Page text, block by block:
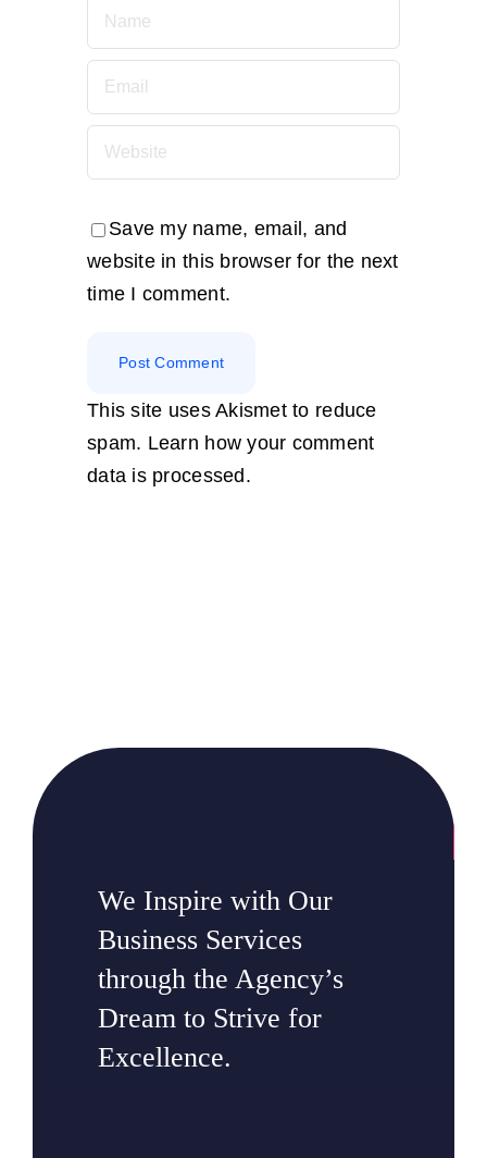
Save my name, email, and
website in this browser for the next
time I comment.
This site uses Akismet to reduce
spam. Learn how your comment
data is processed.
We Inspire with Our
Business Services
through the Agency’s
Dream to Strive for
Excellence.